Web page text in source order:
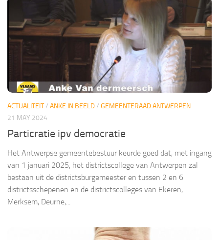
ACTUALITEIT/ ANKE IN BEELD/ GEMEENTERAAD ANTWERPEN
21 MAY 2024
Particratie ipv democratie
Het Antwerpse gemeentebestuur keurde goed dat, met ingang
van 1 januari 2025, het districtscollege van Antwerpen zal
bestaan uit de districtsburgemeester en tussen 2 en 6
districtsschepenen en de districtscolleges van Ekeren,
Merksem, Deurne,...